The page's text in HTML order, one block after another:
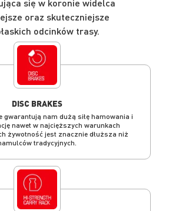
się w koronie widelca
oraz skuteczniejsze
odcinków trasy.
DISC BRAKES
gwarantują nam dużą siłę hamowania i
nawet w najcięższych warunkach
żywotność jest znacznie dłuższa niż
tradycyjnych.